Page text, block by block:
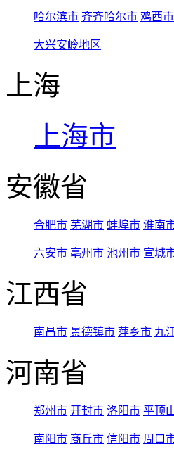
哈尔滨市 齐齐哈尔市 鸡西市
大兴安岭地区
上海
上海市
安徽省
合肥市 芜湖市 蚌埠市 淮南
六安市 亳州市 池州市 宣城
江西省
南昌市 景德镇市 萍乡市 九
河南省
郑州市 开封市 洛阳市 平顶
南阳市 商丘市 信阳市 周口